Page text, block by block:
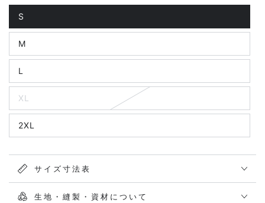
S
M
L
XL
2XL
サイズ寸法表
生地・縫製・資材について